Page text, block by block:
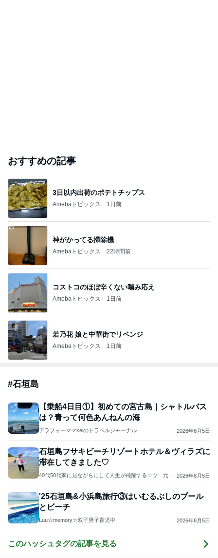
おすすめの記事
3日以内出荷のポテトチップス
Amebaトピックス 1日前
神がかってる掃除機
Amebaトピックス 22時間前
コストコのほぼ辛くない噛み応え
Amebaトピックス 1日前
若乃花 娘と中華街でリベンジ
Amebaトピックス 1日前
#石垣島
【乗船4日目①】初めての宮古島｜シャトルバス
は？青って何色あんねんの海
アラフォーママkeiのトラベルジャーナル 2026年8月5日
石垣島フサキビーチリゾートホテル＆ヴィラズに
滞在してきました♡
40代50代家に居ながらにして人生が飛躍するコツ 元ハ
2026年8月5日
'25石垣島&小浜島旅行③はいむるぶしのプール
とビーチ
Luu☆memory☆双子男子育児中 2026年8月5日
このハッシュタグの記事を見る